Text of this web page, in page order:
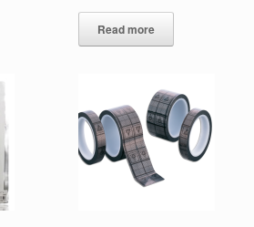
Read more